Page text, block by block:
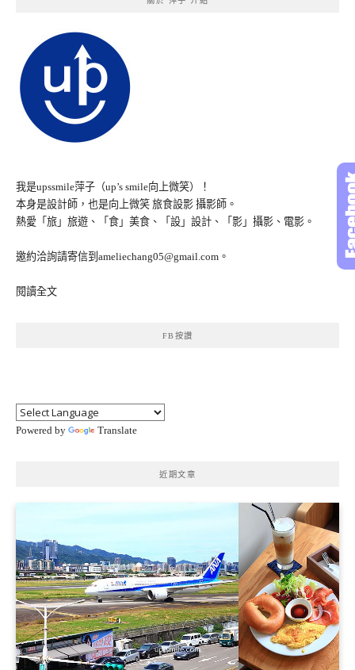
我是upssmile萍子（up’s smile向上微笑）！
本身是設計師，也是向上微笑 旅食設影 攝影師。
熱愛「旅」旅遊、「食」美食、「設」設計、「影」攝影、電影。
邀約洽詢請寄信到ameliechang05@gmail.com。
閱讀全文
FB按讚
Powered by Translate
近期文章